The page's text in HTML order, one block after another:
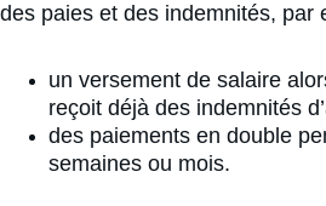
des paies et des indemnités, par
un versement de salaire
reçoit déjà des indemnités
des paiements en double
semaines ou mois.